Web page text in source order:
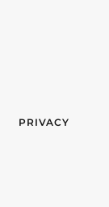
PRIVACY